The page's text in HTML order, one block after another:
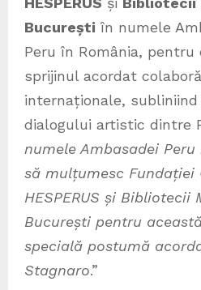
București în numele
Peru în România, pentru
sprijinul acordat
internaționale,
dialogului artistic dintre
numele Ambasadei
să mulțumesc Fundației
HESPERUS și Bibliotecii
București pentru
specială postumă
Stagnaro.”